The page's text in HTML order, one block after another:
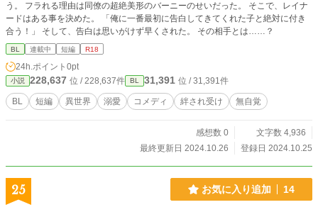
う。 フラれる理由は同僚の超絶美形のバーニーのせいだった。 そこで、レイナ
ードはある事を決めた。 「俺に一番最初に告白してきてくれた子と絶対に付き
合う！」 そして、告白は思いがけず早くされた。 その相手とは……？
BL 連載中 短編 R18
24h.ポイント 0pt
小説 228,637 位 / 228,637件 BL 31,391 位 / 31,391件
BL 短編 異世界 溺愛 コメディ 絆され受け 無自覚
感想数 0
文字数 4,936
最終更新日 2024.10.26
登録日 2024.10.25
25 お気に入り追加 14